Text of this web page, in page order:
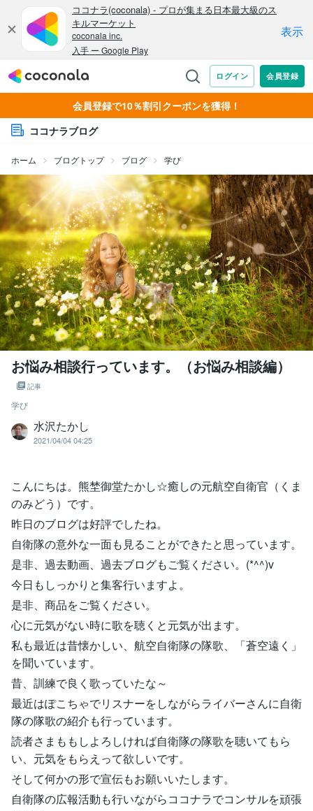
会員登録で10％割引クーポンを獲得！
ココナラブログ
ホーム ブログトップ ブログ 学び
お悩み相談行っています。（お悩み相談編）
記事
学び
水沢たかし
2021/04/04 04:25
こんにちは。熊埜御堂たかし☆癒しの元航空自衛官（くま
のみどう）です。
昨日のブログは好評でしたね。
自衛隊の意外な一面も見ることができたと思っています。
是非、過去動画、過去ブログもご覧ください。(*^^)v
今日もしっかりと集客行いますよ。
是非、商品をご覧ください。
心に元気がない時に歌を聴くと元気が出ます。
私も最近は昔懐かしい、航空自衛隊の隊歌、「蒼空遠く」
を聞いています。
昔、訓練で良く歌っていたな～
最近はぽこちゃでリスナーをしながらライバーさんに自衛
隊の隊歌の紹介も行っています。
読者さまももしよろしければ自衛隊の隊歌を聴いてもら
い、元気をもらえって欲しいです。
そして何かの形で宣伝もお願いいたします。
自衛隊の広報活動も行いながらココナラでコンサルを頑張